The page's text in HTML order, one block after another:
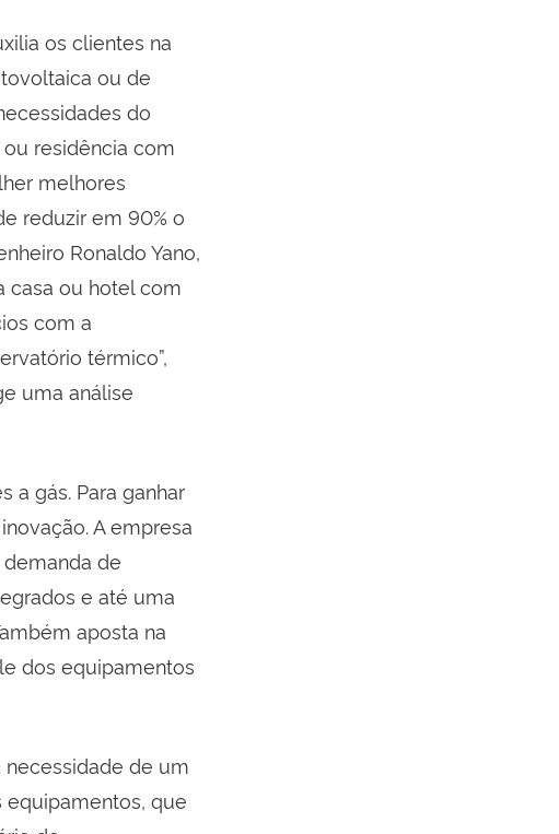
os clientes na
ou de
do
residência com
melhores
reduzir em 90% o
Ronaldo Yano,
casa ou hotel com
com a
térmico”,
uma análise
a gás. Para ganhar
A empresa
de
e até uma
aposta na
dos equipamentos
de um
que